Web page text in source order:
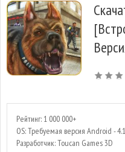
Рейтинг: 1 000 000+
OS: Требуемая версия Android -
Разработчик: Toucan Games 3D